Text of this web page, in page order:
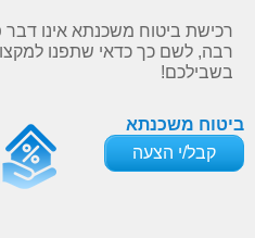
רכישת ביטוח משכנתא אינו
רבה, לשם כך כדאי שתפנו
בשבילכם!
ביטוח משכנתא
קבל/י הצעה